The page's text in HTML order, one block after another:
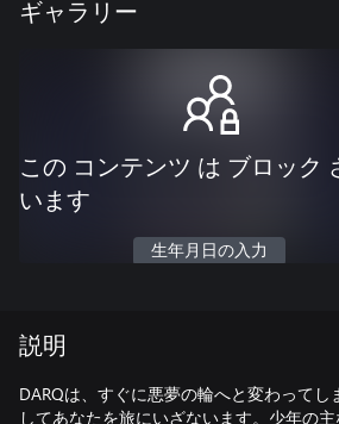
ギャラリー
この コンテンツ は ブロック
います
生年月日の入力
説明
DARQは、すぐに悪夢の輪へと変わってし
してあなたを旅にいざないます。少年の